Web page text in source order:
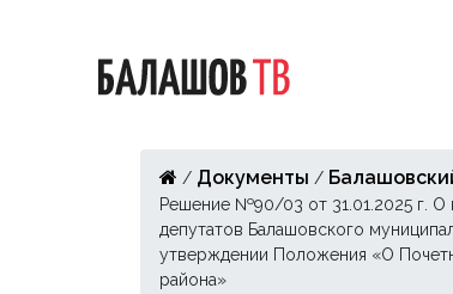
/ Документы /
Решение №90/03 от 31.01.2025 г.
депутатов Балашовского
утверждении Положения «О
района»